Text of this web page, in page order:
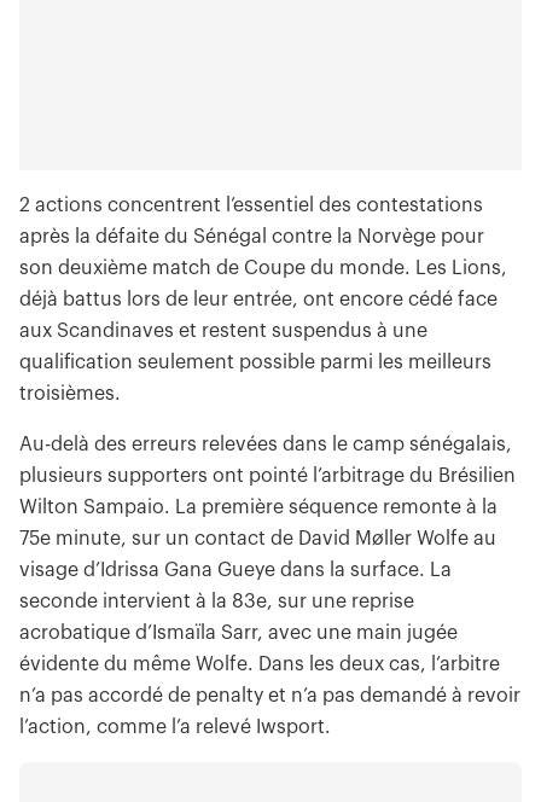
2 actions concentrent l’essentiel des contestations
après la défaite du Sénégal contre la Norvège pour
son deuxième match de Coupe du monde. Les Lions,
déjà battus lors de leur entrée, ont encore cédé face
aux Scandinaves et restent suspendus à une
qualification seulement possible parmi les meilleurs
troisièmes.
Au-delà des erreurs relevées dans le camp sénégalais,
plusieurs supporters ont pointé l’arbitrage du Brésilien
Wilton Sampaio. La première séquence remonte à la
75e minute, sur un contact de David Møller Wolfe au
visage d’Idrissa Gana Gueye dans la surface. La
seconde intervient à la 83e, sur une reprise
acrobatique d’Ismaïla Sarr, avec une main jugée
évidente du même Wolfe. Dans les deux cas, l’arbitre
n’a pas accordé de penalty et n’a pas demandé à revoir
l’action, comme l’a relevé Iwsport.